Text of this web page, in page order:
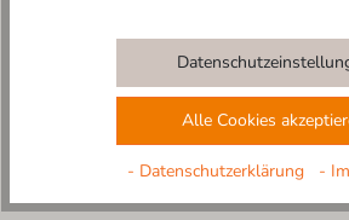
Obermaterial: 43% Wolle recycelt, 20%
3% Polyamid, 4% Sonstige Fasern
Innensohle: 43% Wolle recycelt, 20%
Polyamid, 4% Sonstige Fasern
Sohle: 100% Naturkautschuk
Alle Cookies
- Datenschutzerklärung -